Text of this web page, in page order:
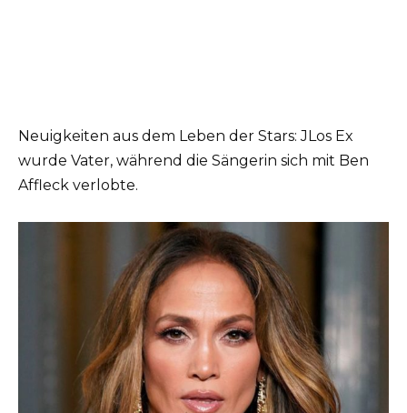
Neuigkeiten aus dem Leben der Stars: JLos Ex
wurde Vater, während die Sängerin sich mit Ben
Affleck verlobte.